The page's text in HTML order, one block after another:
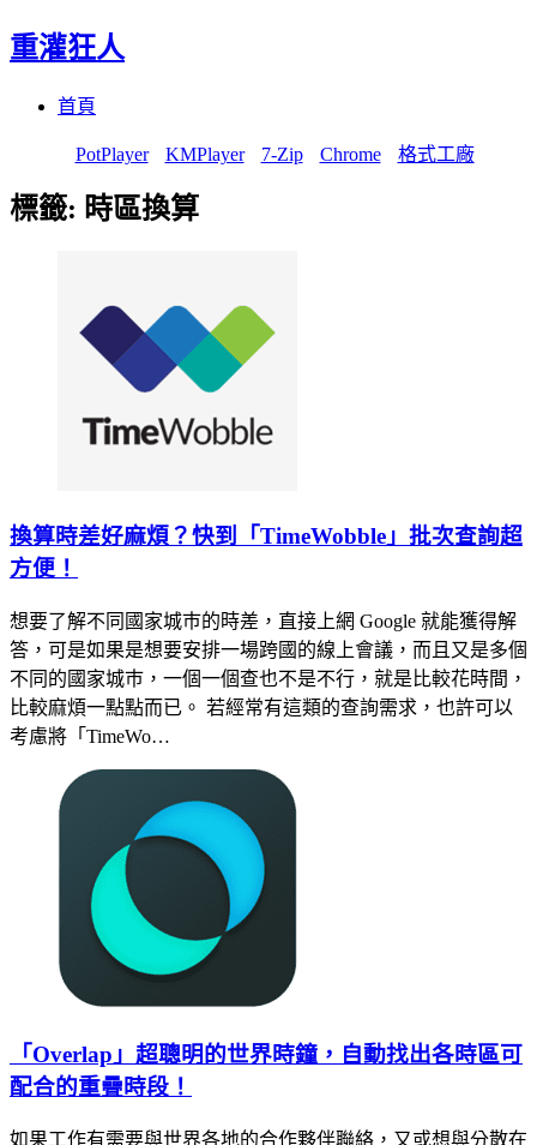
重灌狂人
首頁
PotPlayer KMPlayer 7-Zip Chrome 格式工廠
標籤: 時區換算
換算時差好麻煩？快到「TimeWobble」批次查詢超
方便！
想要了解不同國家城巿的時差，直接上網 Google 就能獲得解
答，可是如果是想要安排一場跨國的線上會議，而且又是多個
不同的國家城巿，一個一個查也不是不行，就是比較花時間，
比較麻煩一點點而已。 若經常有這類的查詢需求，也許可以
考慮將「TimeWo…
「Overlap」超聰明的世界時鐘，自動找出各時區可
配合的重疊時段！
如果工作有需要與世界各地的合作夥伴聯絡，又或想與分散在